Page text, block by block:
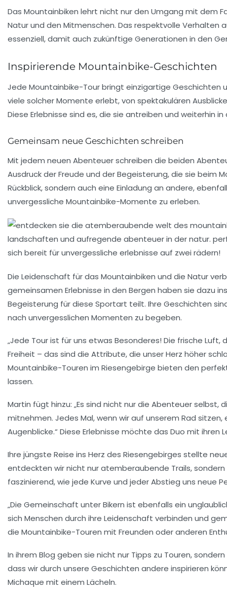
Das Mountainbiken lehrt nicht nur den Umgang mit dem
Natur und den Mitmenschen. Das respektvolle Verhalten
essenziell, damit auch zukünftige Generationen in den
Inspirierende Mountainbike-Geschichten
Jede Mountainbike-Tour bringt einzigartige Geschichten
viele solcher Momente erlebt, von spektakulären
Diese Erlebnisse sind es, die sie antreiben und weiterhin in
Gemeinsam neue Geschichten schreiben
Mit jedem neuen Abenteuer schreiben die beiden
Ausdruck der Freude und der Begeisterung, die sie beim
Rückblick, sondern auch eine Einladung an andere,
unvergessliche Mountainbike-Momente zu erleben.
Die Leidenschaft für das Mountainbiken und die Natur
gemeinsamen Erlebnisse in den Bergen haben sie dazu
Begeisterung für diese Sportart teilt. Ihre Geschichten
nach unvergesslichen Momenten zu begeben.
„Jede Tour ist für uns etwas Besonderes! Die frische
Freiheit – das sind die Attribute, die unser Herz höher
Mountainbike-Touren im Riesengebirge bieten den
lassen.
Martin fügt hinzu: „Es sind nicht nur die Abenteuer selbst,
mitnehmen. Jedes Mal, wenn wir auf unserem Rad
Augenblicke.“ Diese Erlebnisse möchte das Duo mit
Ihre jüngste Reise ins Herz des Riesengebirges stellte
entdeckten wir nicht nur atemberaubende Trails, sondern
faszinierend, wie jede Kurve und jeder Abstieg uns neue
„Die Gemeinschaft unter Bikern ist ebenfalls ein
sich Menschen durch ihre Leidenschaft verbinden und
die Mountainbike-Touren mit Freunden oder anderen
In ihrem Blog geben sie nicht nur Tipps zu Touren,
dass wir durch unsere Geschichten andere inspirieren
Michaque mit einem Lächeln.